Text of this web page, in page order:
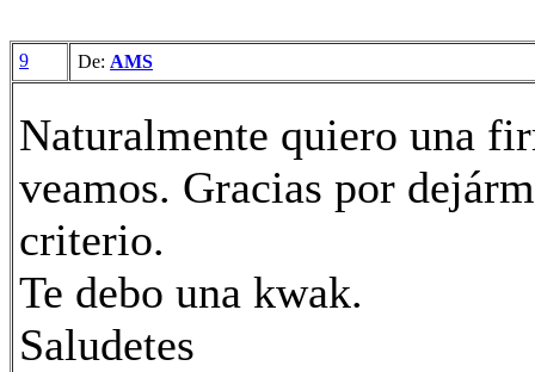
9 De: AMS
Naturalmente quiero una
veamos. Gracias por
criterio.
Te debo una kwak.
Saludetes